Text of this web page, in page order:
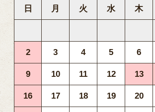
日 月 火 水 木
2 3 4 5 6
9 10 11 12 13
16 17 18 19 20